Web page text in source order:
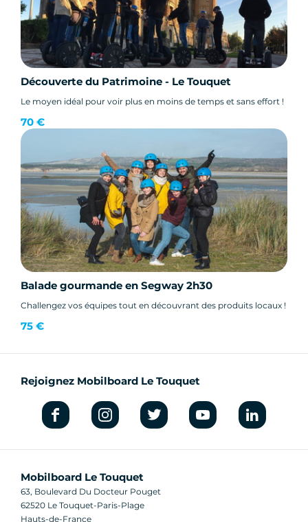
Découverte du Patrimoine - Le Touquet
Le moyen idéal pour voir plus en moins de temps et sans effort !
70 €
Balade gourmande en Segway 2h30
Challengez vos équipes tout en découvrant des produits locaux !
75 €
Rejoignez Mobilboard Le Touquet
Mobilboard Le Touquet
63, Boulevard Du Docteur Pouget
62520 Le Touquet-Paris-Plage
Hauts-de-France